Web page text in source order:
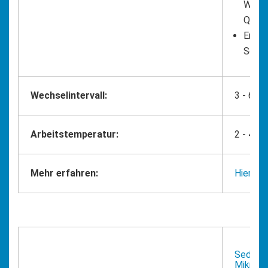
Wechselintervall: 3 - 6
Arbeitstemperatur: 2 - 45°C
Mehr erfahren: Hier
Mikron